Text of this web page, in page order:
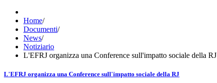
Home/
Documenti/
News/
Notiziario
L'EFRJ organizza una Conference sull'impatto sociale della RJ
L'EFRJ organizza una Conference sull'impatto sociale della RJ